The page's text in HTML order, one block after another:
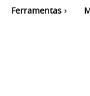
Ferramentas